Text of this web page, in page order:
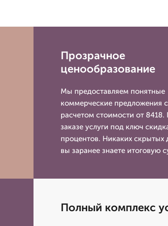
Прозрачное
ценообразование
Мы предоставляем понятные
коммерческие предложения с
расчетом стоимости от 8418.
заказе услуги под ключ
процентов. Никаких скрытых
вы заранее знаете итоговую
Полный комплекс